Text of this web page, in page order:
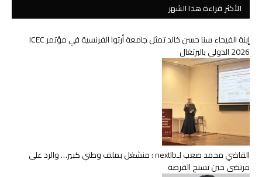
الأكثر قراءة هذا الشهر
إبنة الفيحاء سنا حسن خالد تمثل جامعة أرتوا الفرنسية في مؤتمر ICEC
2026 الدولي بالبرتغال
القاضي محمد صعب لـnextlb : منشغل بملف وطني كبير… والرد على
مرتضى حين تسنح الفرصة